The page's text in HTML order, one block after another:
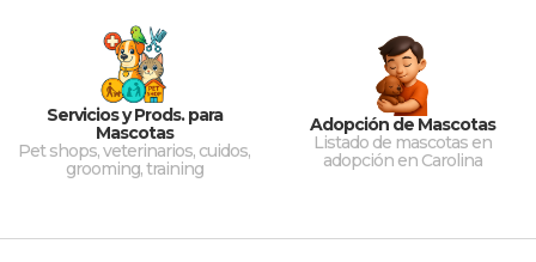
Servicios y Prods. para
Mascotas
Pet shops, veterinarios, cuidos,
grooming, training
Adopción de Mascotas
Listado de mascotas en
adopción en Carolina